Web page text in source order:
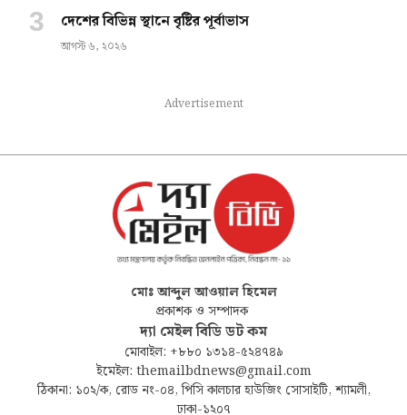
দেশের বিভিন্ন স্থানে বৃষ্টির পূর্বাভাস
আগস্ট ৬, ২০২৬
Advertisement
মোঃ আব্দুল আওয়াল হিমেল
প্রকাশক ও সম্পাদক
দ্যা মেইল বিডি ডট কম
মোবাইল: +৮৮০ ১৩১৪-৫২৪৭৪৯
ইমেইল: themailbdnews@gmail.com
ঠিকানা: ১০২/ক, রোড নং-০৪, পিসি কালচার হাউজিং সোসাইটি, শ্যামলী,
ঢাকা-১২০৭